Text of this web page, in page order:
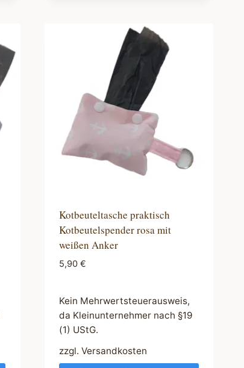
Kotbeuteltasche praktisch
Kotbeutelspender rosa mit
weißen Anker
5,90 €
Kein Mehrwertsteuerausweis,
da Kleinunternehmer nach §19
(1) UStG.
zzgl. Versandkosten